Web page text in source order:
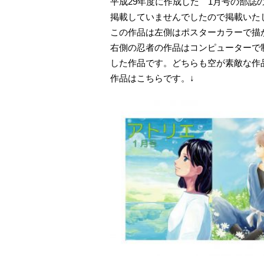
掲載していませんでしたので掲載いた
この作品は左側はポスターカラーで描
右側の忍者の作品はコンピューターで
した作品です。どちらも空が素敵な作
作品はこちらです。↓